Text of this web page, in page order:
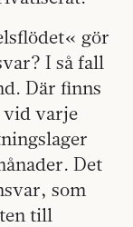
gör
I så fall
Där finns
vid varje
Det
som
till